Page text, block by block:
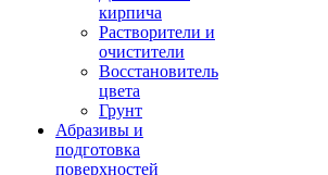
кирпича
Растворители и
очистители
Восстановитель
цвета
Грунт
Абразивы и
подготовка
поверхностей